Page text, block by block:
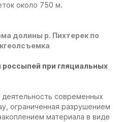
около 750 м.
долины р. Пихтерек по
при гляциальных
современных
ограниченная разрушением
материала в виде